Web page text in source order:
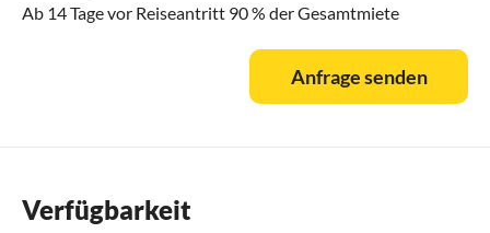
Ab 14 Tage vor Reiseantritt 90 % der Gesamtmiete
Anfrage senden
Verfügbarkeit